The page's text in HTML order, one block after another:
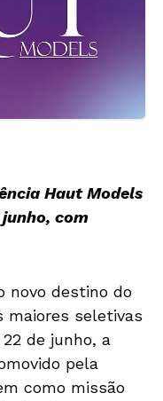
Haut Models
junho, com
novo destino do
maiores seletivas
de junho, a
pela
como missão